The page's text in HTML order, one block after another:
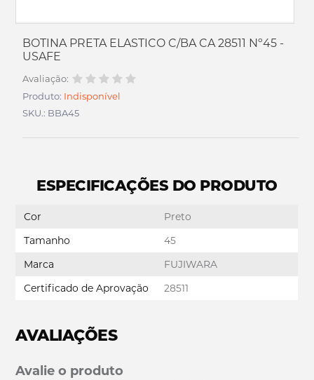
BOTINA PRETA ELASTICO C/BA CA 28511 Nº45 -
USAFE
Avaliação:
Produto: Indisponível
SKU.: BBA45
ESPECIFICAÇÕES DO PRODUTO
Cor
Preto
Tamanho
45
Marca
FUJIWARA
Certificado de Aprovação
28511
AVALIAÇÕES
Avalie o produto